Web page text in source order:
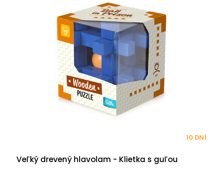
Veľký drevený hlavolam - Klietka s guľou
10 DNÍ